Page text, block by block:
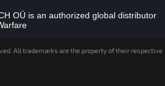
OÜ is an authorized global distributor
All trademarks are the property of their respective